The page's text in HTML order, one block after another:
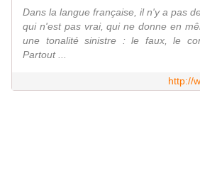
Dans la langue française, il n'y a pas
qui n'est pas vrai, qui ne donne en
une tonalité sinistre : le faux, le
Partout ...
http://